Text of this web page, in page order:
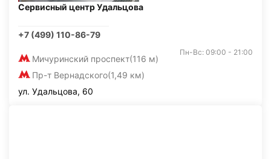
Сервисный центр Удальцова
+7 (499) 110-86-79
Мичуринский проспект(116 м)
Пр-т Вернадского(1,49 км)
Пн-Вс: 09:00 - 21:00
ул. Удальцова, 60